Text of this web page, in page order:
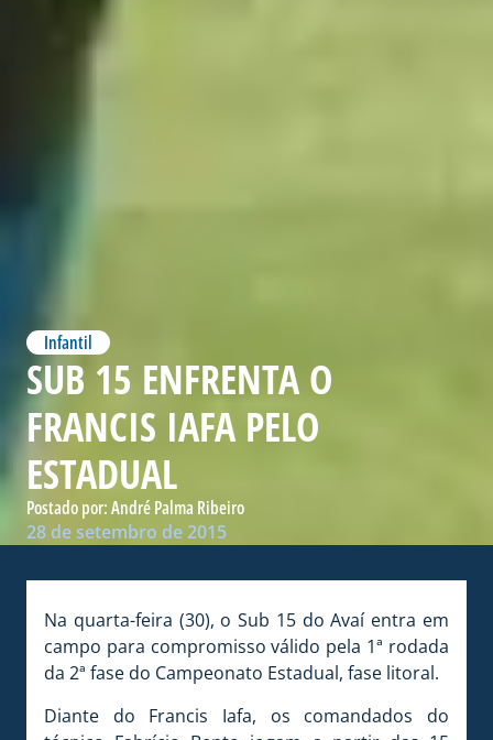
Infantil
SUB 15 ENFRENTA O
FRANCIS IAFA PELO
ESTADUAL
Postado por:André Palma Ribeiro
28 de setembro de 2015
Na quarta-feira (30), o Sub 15 do Avaí entra em
campo para compromisso válido pela 1ª rodada
da 2ª fase do Campeonato Estadual, fase litoral.
Diante do Francis Iafa, os comandados do